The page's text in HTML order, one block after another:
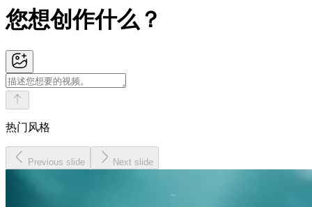
您想创作什么？
热门风格
Previous slide Next slide